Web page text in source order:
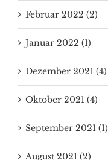
Februar 2022 (2)
Januar 2022 (1)
Dezember 2021 (4)
Oktober 2021 (4)
September 2021 (1)
August 2021 (2)